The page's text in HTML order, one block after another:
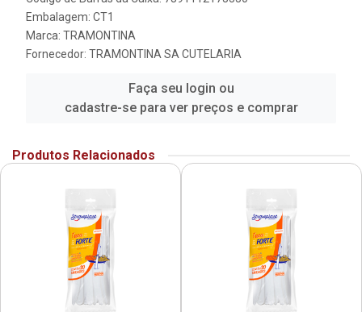
Embalagem: CT1
Marca: TRAMONTINA
Fornecedor: TRAMONTINA SA CUTELARIA
Faça seu login ou
cadastre-se para ver preços e comprar
Produtos Relacionados